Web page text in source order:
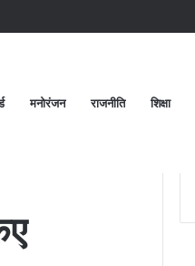
हुई सम्मानित
मनोरंजन राजनीति शिक्षा